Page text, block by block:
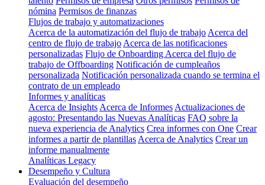
nómina Permisos de finanzas
Flujos de trabajo y automatizaciones
Acerca de la automatización del flujo de trabajo Acerca del
centro de flujo de trabajo Acerca de las notificaciones
personalizadas Flujo de Onboarding Acerca del flujo de
trabajo de Offboarding Notificación de cumpleaños
personalizada Notificación personalizada cuando se termina el
contrato de un empleado
Informes y analíticas
Acerca de Insights Acerca de Informes Actualizaciones de
agosto: Presentando las Nuevas Analíticas FAQ sobre la
nueva experiencia de Analytics Crea informes con One Crear
informes a partir de plantillas Acerca de Analytics Crear un
informe manualmente
Analíticas Legacy
Desempeño y Cultura
Evaluación del desempeño